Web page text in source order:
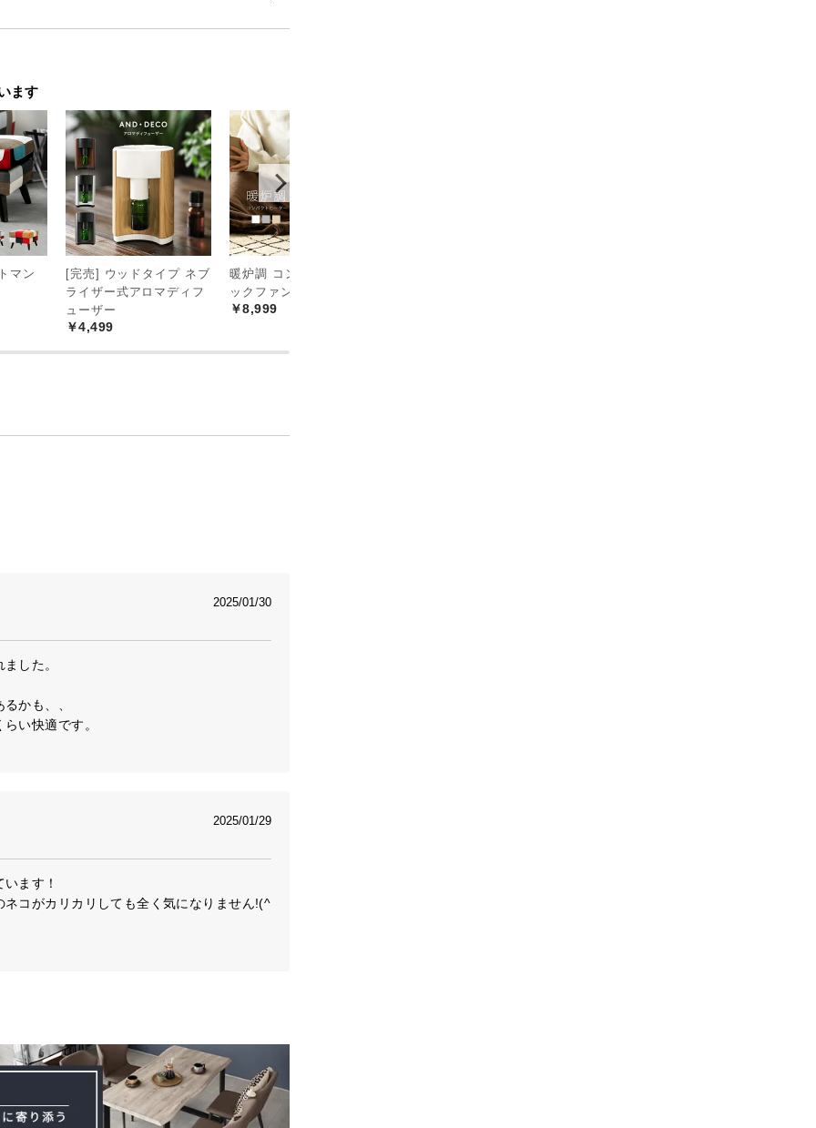
ます
マン
[完売] ウッドタイプ ネブ
ライザー式アロマディフ
ューザー
￥4,499
暖炉調 コンパクトセラミ
ックファンヒーター
￥8,999
2025/01/30
した。
かも、、
い快適です。
2025/01/29
ます！
コがカリカリしても全く気になりません!(^